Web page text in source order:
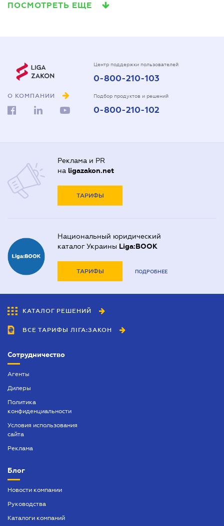
ПОСМОТРЕТЬ ЕЩЕ
О КОМПАНИИ
Центр поддержки пользователей
0-800-210-103
Подбор продуктов и решений
0-800-210-102
Реклама и PR
на ligazakon.net
ТАРИФЫ
Национальный юридический
каталог Украины Liga:BOOK
ТАРИФЫ ПОДРОБНЕЕ
КАТАЛОГ РЕШЕНИЙ
ВСЕ ТАРИФЫ ЛІГА:ЗАКОН
Сотрудничество
Агенты
Дилеры
Политика
конфиденциальности
Условия использования
сайта
Реклама
Блог
Новости компании
Руководства
Каталоги компаний